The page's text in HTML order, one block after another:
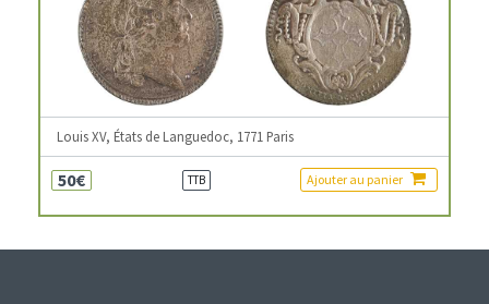
Louis XV, États de Languedoc, 1771 Paris
50€ TTB Ajouter au panier